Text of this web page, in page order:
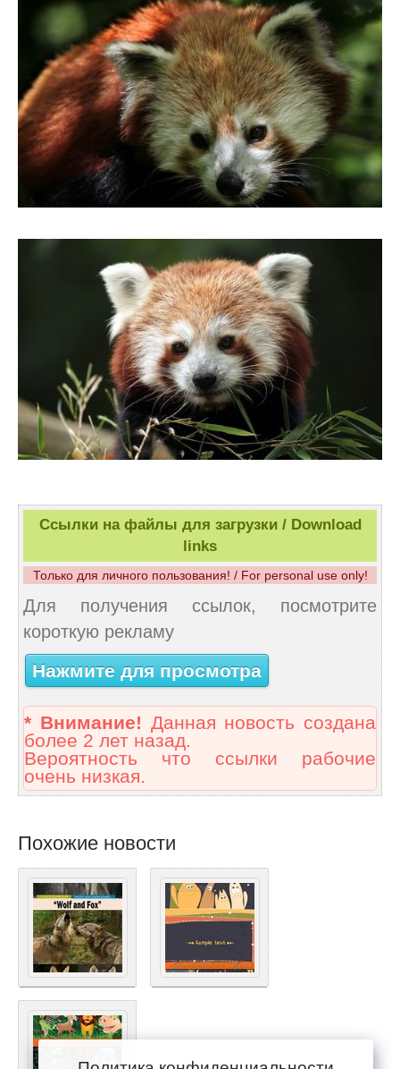
Ссылки на файлы для загрузки / Download
links
Только для личного пользования! / For personal use only!
Для получения ссылок, посмотрите
короткую рекламу
Нажмите для просмотра
* Внимание! Данная новость создана
более 2 лет назад.
Вероятность что ссылки рабочие
очень низкая.
Похожие новости